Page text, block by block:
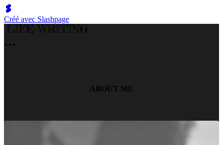
Créé avec Slashpage
ABOUT ME